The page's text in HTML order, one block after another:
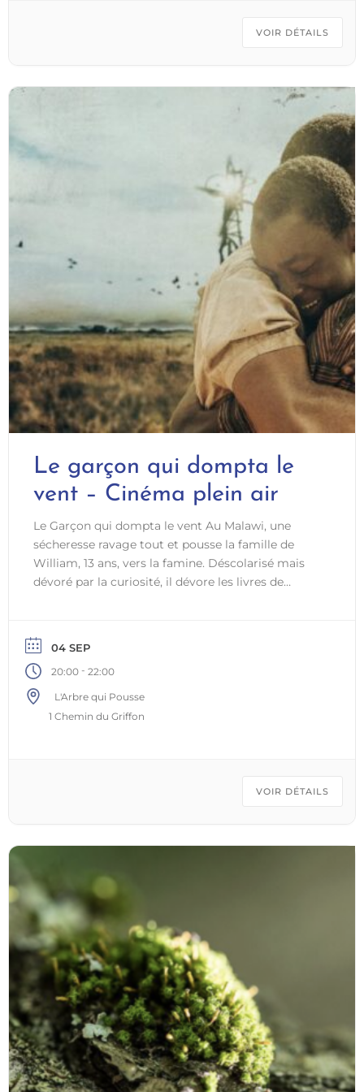
performance vibrante, sensible et pleine d’énergie.
Les pains, viennoiseries, focaccias, etc. du Le Clan
Pains– Les vins de Pablo de Les Pieds dans la Dyle–
Les oeufs de La ferme nourricière de Gentilsart–
Des plants d’Aurélie Pépinière – Sème la Vie– Les
tisanes d’Amandine – Terre en joie– Des fleurs
d’Yvonne – Blomaljos Le restaurant Cabane est
ouvert pour vous régaler ! Et pour accompagner
tout ça, venez déguster les bières locales de la
Brasserie des Beaux Jours, du vin et des limonades
de City to Ocean. Chemin du Griffon 1, 1340
OttigniesVendredi 4 septembre, de 16h à 21hUn QR
code et un chapeau seront également mis à
disposition sur place pour celles et ceux qui
souhaitent faire une donation libre afin de soutenir
les artistes. Merci d’avance pour elleux.
VOIR DÉTAILS
Le garçon qui dompta le
vent – Cinéma plein air
Le Garçon qui dompta le vent Au Malawi, une
sécheresse ravage tout et pousse la famille de
William, 13 ans, vers la famine. Déscolarisé mais
dévoré par la curiosité, il dévore les livres de
des bouts de récup’. Une histoire vraie,
bouleversante, sur l’ingéniosité qui sauve. L’Arbre
qui Pousse, Ottignies-Louvain-la-Neuve8 € (−26
ans) · 10 € (26 ans et +)Popcorn & boissons sur
place
04 SEP
20:00 - 22:00
L'Arbre qui Pousse
1 Chemin du Griffon
VOIR DÉTAILS